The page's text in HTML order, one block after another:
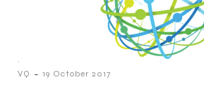
VQ - 19 October 2017